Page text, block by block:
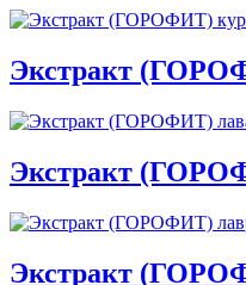
Экстракт
Экстракт
Экстракт